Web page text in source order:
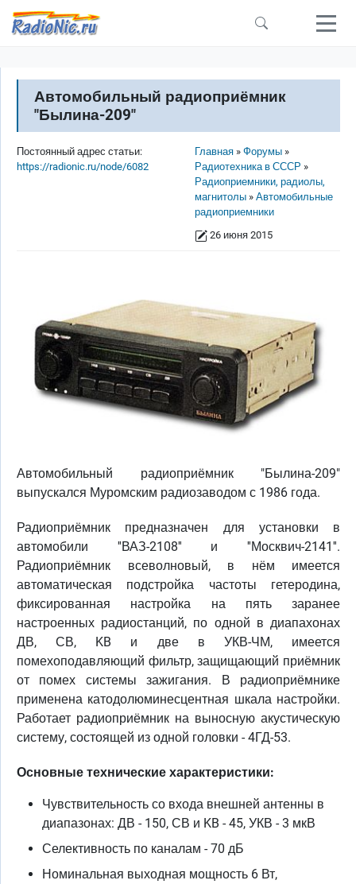
Перейти к основному содержанию
Автомобильный радиоприёмник
"Былина-209"
Строка навигации
Главная
Форумы
Радиотехника в СССР
Радиоприемники, радиолы,
магнитолы
Автомобильные
радиоприемники
26 июня 2015
Постоянный адрес статьи:
https://radionic.ru/node/6082
Автомобильный радиоприёмник "Былина-209"
выпускался Муромским радиозаводом с 1986 года.
Радиоприёмник предназначен для установки в
автомобили ''ВАЗ-2108'' и ''Москвич-2141''.
Радиоприёмник всеволновый, в нём имеется
автоматическая подстройка частоты гетеродина,
фиксированная настройка на пять заранее
настроенных радиостанций, по одной в диапахонах
ДВ, СВ, KB и две в УКВ-ЧМ, имеется
помехоподавляющий фильтр, защищающий приёмник
от помех системы зажигания. В радиоприёмнике
применена катодолюминесцентная шкала настройки.
Работает радиоприёмник на выносную акустическую
систему, состоящей из одной головки - 4ГД-53.
Основные технические характеристики:
Чувствительность со входа внешней антенны в
диапазонах: ДВ - 150, СВ и KB - 45, УКВ - 3 мкВ
Селективность по каналам - 70 дБ
Номинальная выходная мощность 6 Вт,